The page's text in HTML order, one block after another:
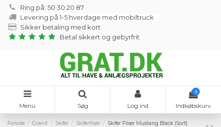
Ring på: 50 30 20 87
Levering på 1-5 hverdage med mobiltruck
Sikker betaling med kort
Betal sikkert og gebyrfrit
Menu Søg Log ind
0
Indkøbskurv
Forside Granit Skifer Skiferfliser
Skifer Fliser Mustang Black (Sort)